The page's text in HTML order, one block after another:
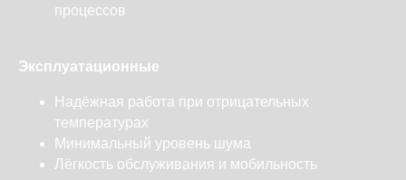
процессов
Эксплуатационные
Надёжная работа при отрицательных
температурах
Минимальный уровень шума
Лёгкость обслуживания и мобильность